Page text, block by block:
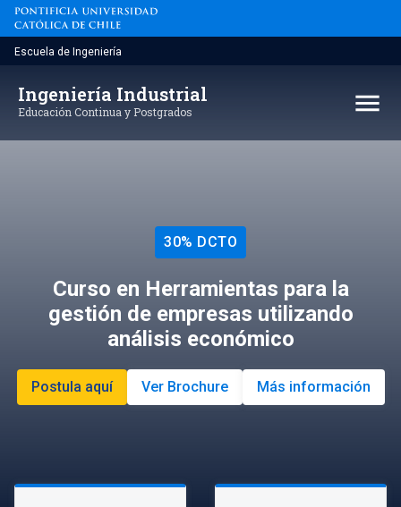
Saltar
contenido
Escuela de Ingeniería
Ingeniería Industrial
Educación Continua y Postgrados menu
30% DCTO
Curso en Herramientas para la
gestión de empresas utilizando
análisis económico
Postula aquí Ver Brochure Más información